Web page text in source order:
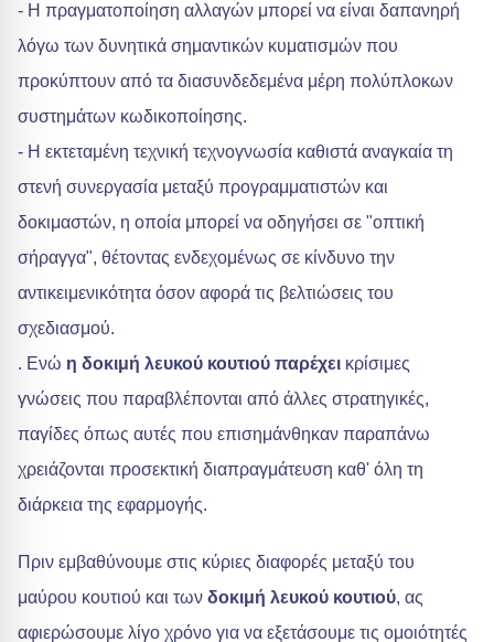
- Η πραγματοποίηση αλλαγών μπορεί να είναι δαπανηρή
λόγω των δυνητικά σημαντικών κυματισμών που
προκύπτουν από τα διασυνδεδεμένα μέρη πολύπλοκων
συστημάτων κωδικοποίησης.
- Η εκτεταμένη τεχνική τεχνογνωσία καθιστά αναγκαία τη
στενή συνεργασία μεταξύ προγραμματιστών και
δοκιμαστών, η οποία μπορεί να οδηγήσει σε "οπτική
σήραγγα", θέτοντας ενδεχομένως σε κίνδυνο την
αντικειμενικότητα όσον αφορά τις βελτιώσεις του
σχεδιασμού.
. Ενώ η δοκιμή λευκού κουτιού παρέχει κρίσιμες
γνώσεις που παραβλέπονται από άλλες στρατηγικές,
παγίδες όπως αυτές που επισημάνθηκαν παραπάνω
χρειάζονται προσεκτική διαπραγμάτευση καθ' όλη τη
διάρκεια της εφαρμογής.
Πριν εμβαθύνουμε στις κύριες διαφορές μεταξύ του
μαύρου κουτιού και των δοκιμή λευκού κουτιού, ας
αφιερώσουμε λίγο χρόνο για να εξετάσουμε τις ομοιότητές